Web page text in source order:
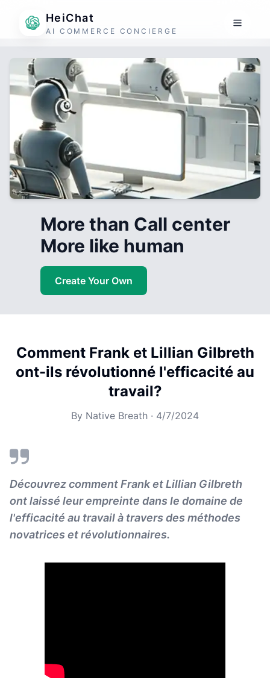
HeiChat
AI COMMERCE CONCIERGE
More than Call center
More like human
Create Your Own
Comment Frank et Lillian Gilbreth
ont-ils révolutionné l'efficacité au
travail?
By Native Breath · 4/7/2024
Découvrez comment Frank et Lillian Gilbreth
ont laissé leur empreinte dans le domaine de
l'efficacité au travail à travers des méthodes
novatrices et révolutionnaires.